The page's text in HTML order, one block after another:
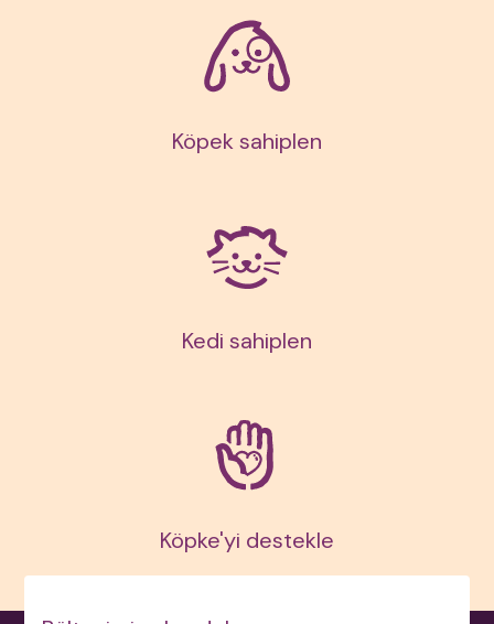
Köpek sahiplen
Kedi sahiplen
Köpke'yi destekle